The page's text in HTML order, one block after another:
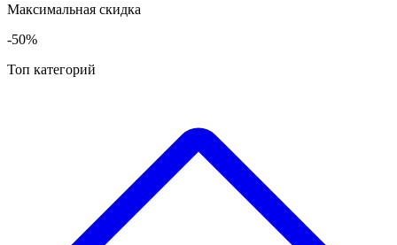
Максимальная скидка
-50%
Топ категорий